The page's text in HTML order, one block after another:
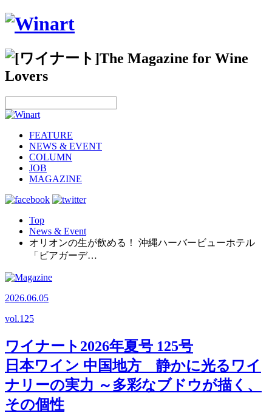
FEATURE
NEWS & EVENT
COLUMN
JOB
MAGAZINE
Top
News & Event
オリオンの生が飲める！ 沖縄ハーバービューホテル
「ビアガーデ…
2026.06.05
vol.125
ワイナート2026年夏号 125号
日本ワイン 中国地方 静かに光るワイ
ナリーの実力 ～多彩なブドウが描く、
その個性